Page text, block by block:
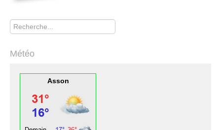
Rechercher
Météo
Asson